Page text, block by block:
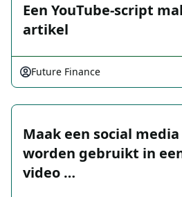
Een YouTube-script
artikel
Future Finance
Maak een social
worden gebruikt in
video …